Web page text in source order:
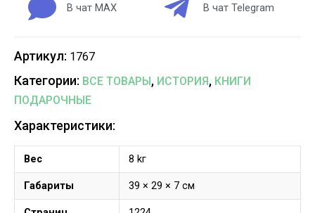
В чат MAX В чат Telegram
Артикул: 1767
Категории: ВСЕ ТОВАРЫ, ИСТОРИЯ, КНИГИ
ПОДАРОЧНЫЕ
Характеристики:
Вес 8 kг
Габариты 39 × 29 × 7 см